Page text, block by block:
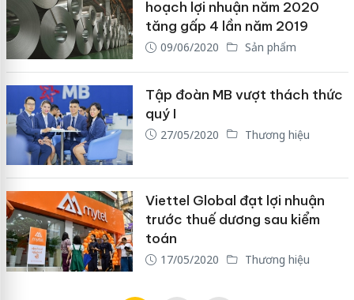
hoạch lợi nhuận năm 2020
tăng gấp 4 lần năm 2019
09/06/2020 Sản phẩm
Tập đoàn MB vượt thách thức
quý I
27/05/2020 Thương hiệu
Viettel Global đạt lợi nhuận
trước thuế dương sau kiểm
toán
17/05/2020 Thương hiệu